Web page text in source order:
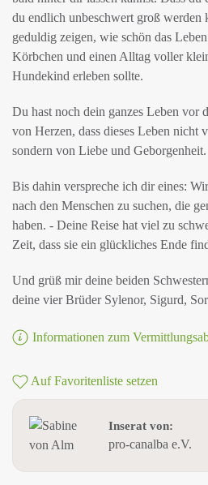
du endlich unbeschwert groß werden
geduldig zeigen, wie schön das
Körbchen und einen Alltag voller
Hundekind erleben sollte.
Du hast noch dein ganzes Leben vor
von Herzen, dass dieses Leben nicht
sondern von Liebe und Geborgenheit.
Bis dahin verspreche ich dir eines:
nach den Menschen zu suchen, die
haben. - Deine Reise hat viel zu
Zeit, dass sie ein glückliches Ende
Und grüß mir deine beiden
deine vier Brüder Sylenor, Sigurd,
Informationen zum
Auf Favoritenliste setzen
Inserat von:
pro-canalba e.V.